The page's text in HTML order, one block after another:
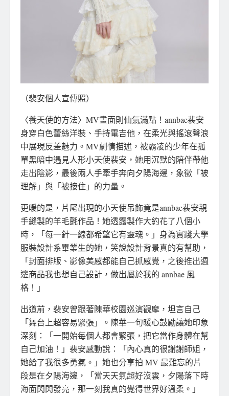
（裴安個人宣傳照）
〈養天使的方法〉MV畫面則仙氣滿點！annbae裴安
身穿白色蕾絲洋裝、手持電吉他，在柔光與搖滾聲浪
中展現反差魅力。MV劇情描述，被霸凌的少年在孤
單黑暗中遇見人形小天使裴安，她用沉默的陪伴帶他
走出陰影，最後兩人手牽手奔向夕陽海邊，象徵「被
理解」與「被接住」的力量。
更暖的是，片尾出現的小天使吊飾竟是annbae裴安親
手縫製的羊毛氈作品！她透露製作大約花了八個小
時，「每一針一線都希望它有靈魂。」身為實踐大學
服裝設計系畢業生的她，笑說設計背景真的有幫助，
「封面排版、影像美感都能自己抓感覺，之後推出週
邊商品我也想自己設計，做出屬於我的 annbae 風
格！」
出道前，裴安曾跟著陳華校園巡演觀摩，坦言自己
「舞台上超容易緊張」。陳華一句暖心鼓勵讓她印象
深刻：「一開始每個人都會緊張，把它當作身體在幫
自己加油！」裴安感動說：「內心真的很謝謝師姐，
她給了我很多勇氣。」她也分享拍 MV 最難忘的片
段是在夕陽海邊，「當天天氣超好沒雲，夕陽落下時
海面閃閃發亮，那一刻我真的覺得世界好溫柔。」